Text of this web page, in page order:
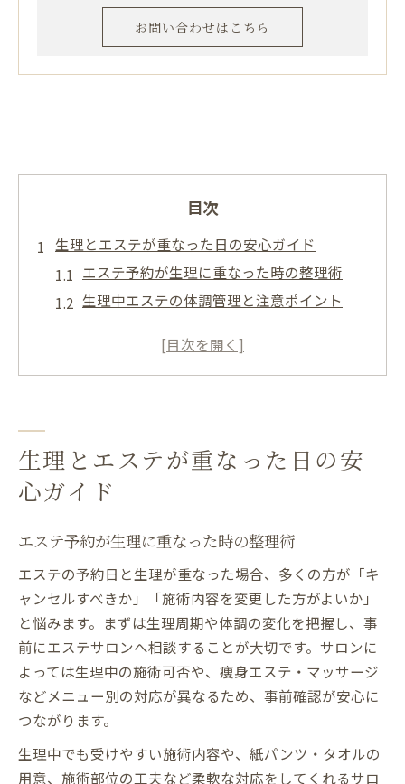
お問い合わせはこちら
目次
生理とエステが重なった日の安心ガイド
エステ予約が生理に重なった時の整理術
生理中エステの体調管理と注意ポイント
生理前後でエステ効果を高めるコツ
体調変化に応じたエステメニュー整理法
エステで生理痛やむくみを軽減する工夫
エステと生理前の体調管理のコツ紹介
生理中の悩みはエステ整理で軽減できる?
生理中のエステで得られるリラックス効果
エステ整理で生理特有の不調を緩和する方
法
フェイシャルエステは生理前でも安心？
エステ利用が生理痛改善に役立つ理由
生理とエステが重なる悩みの整理術
エステ利用時に知っておきたい生理対策
生理とエステが重なった日の安
心ガイド
エステ予約が生理に重なった時の整理術
エステの予約日と生理が重なった場合、多くの方が「キ
ャンセルすべきか」「施術内容を変更した方がよいか」
と悩みます。まずは生理周期や体調の変化を把握し、事
前にエステサロンへ相談することが大切です。サロンに
よっては生理中の施術可否や、痩身エステ・マッサージ
などメニュー別の対応が異なるため、事前確認が安心に
つながります。
生理中でも受けやすい施術内容や、紙パンツ・タオルの
用意、施術部位の工夫など柔軟な対応をしてくれるサロ